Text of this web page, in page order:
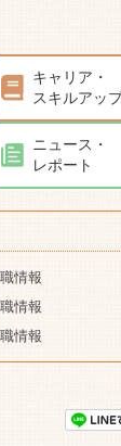
キャリア・
スキルアッ
ニュース・
レポート
情報
情報
情報